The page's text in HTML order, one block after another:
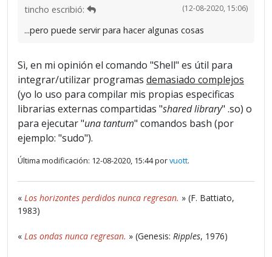
(12-08-2020, 15:06)
tincho escribió:
...pero puede servir para hacer algunas cosas
Sì, en mi opinión el comando "Shell" es útil para
integrar/utilizar programas demasiado complejos
(yo lo uso para compilar mis propias especificas
librarias externas compartidas "shared library" .so) o
para ejecutar "una tantum" comandos bash (por
ejemplo: "sudo").
Última modificación: 12-08-2020, 15:44 porvuott.
« Los horizontes perdidos nunca regresan. » (F. Battiato,
1983)
« Las ondas nunca regresan. » (Genesis: Ripples, 1976)